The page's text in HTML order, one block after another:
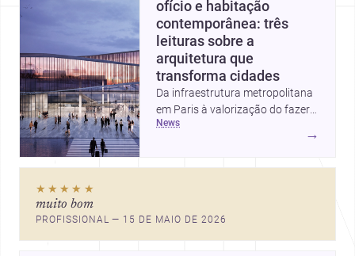
ofício e habitação
contemporânea: três
leituras sobre a
arquitetura que
transforma cidades
Da infraestrutura metropolitana
em Paris à valorização do fazer
artesanal e à casa elevada da
inspirador para profissionais que
pensam cidade, construção e
news
→
★★★★★
muito bom
PROFISSIONAL — 15 DE MAIO DE 2026